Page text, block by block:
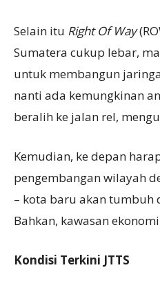
Selain itu RightOfWay
Sumatera cukup lebar,
untuk membangun
nanti ada kemungkinan
beralih ke jalan rel,
Kemudian, ke depan
pengembangan wilayah
– kota baru akan tumbuh
Bahkan, kawasan
Kondisi Terkini JTTS